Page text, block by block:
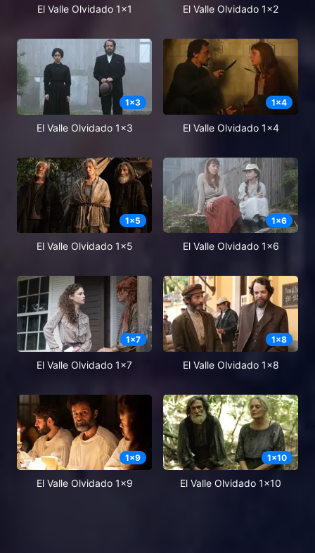
El Valle Olvidado 1x1 El Valle Olvidado 1x2
1x3
El Valle Olvidado 1x3
1x4
El Valle Olvidado 1x4
1x5
El Valle Olvidado 1x5
1x6
El Valle Olvidado 1x6
1x7
El Valle Olvidado 1x7
1x8
El Valle Olvidado 1x8
1x9
El Valle Olvidado 1x9
1x10
El Valle Olvidado 1x10